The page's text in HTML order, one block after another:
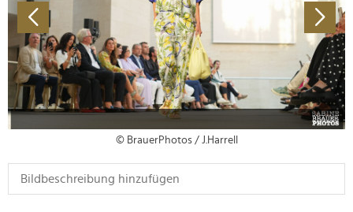
© BrauerPhotos / J.Harrell